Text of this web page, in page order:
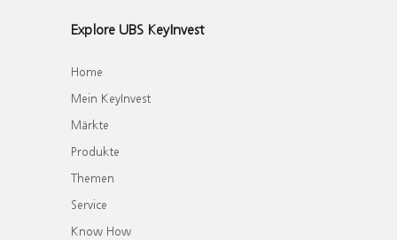
Explore UBS KeyInvest
Home
Mein KeyInvest
Märkte
Produkte
Themen
Service
Know How